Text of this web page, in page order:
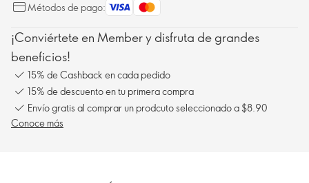
Métodos de pago:
¡Conviértete en Member y disfruta de grandes
beneficios!
15% de Cashback en cada pedido
15% de descuento en tu primera compra
Envío gratis al comprar un prodcuto seleccionado a $8.90
Conoce más